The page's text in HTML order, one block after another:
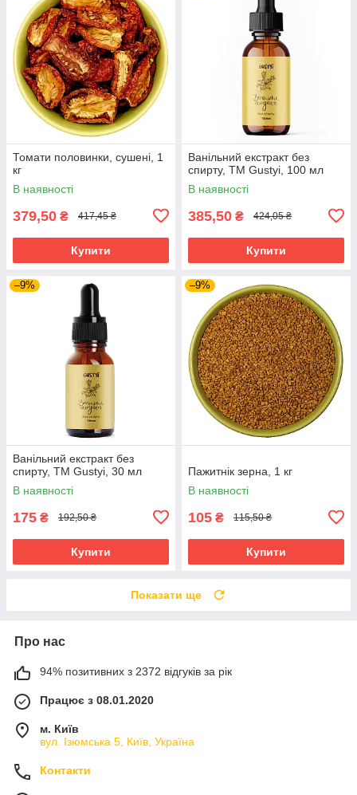
Томати половинки, сушені, 1
кг
В наявності
379,50 ₴ 417,45 ₴
Купити
Ванільний екстракт без
спирту, ТМ Gustyi, 100 мл
В наявності
385,50 ₴ 424,05 ₴
Купити
–9%
Ванільний екстракт без
спирту, ТМ Gustyi, 30 мл
В наявності
175 ₴ 192,50 ₴
Купити
–9%
Пажитнік зерна, 1 кг
В наявності
105 ₴ 115,50 ₴
Купити
Показати ще
Про нас
94% позитивних з 2372 відгуків за рік
Працює з 08.01.2020
м. Київ
вул. Ізюмська 5, Київ, Україна
Контакти